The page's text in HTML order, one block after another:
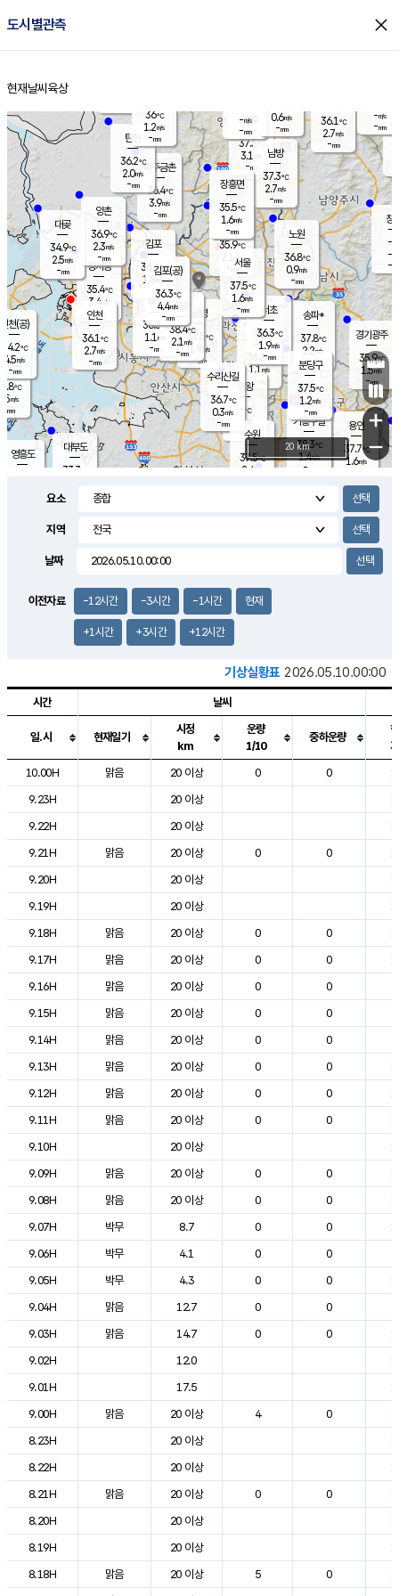
도시별관측 close
홈
현재날씨 육상
의도
℃
m/s
mm
영흥도
양주
37.3℃
3.1
-mm
과천
36.2℃
1.1m/s
- mm
용인
37.7℃
1.6m/s
경기광주
35.9℃
1.5m/s
-mm
3.5m/s
대부도
33.3
경서동
35.4℃
3.4 m/s
-mm
파주금촌
36.4℃
3.9m/s
-mm
36.1℃
2.7m/s
-mm
대곶
34.9℃
2.5m/s
-mm
창
-
-m/
-
탄현
36.2℃
2.0m/s
-mm
-m/s
-mm
의왕
- ℃
m/s
mm
김포
36.6℃
1.8 m/s
mm
광명
37.5 ℃
1.9 m/s
-mm
부천
36.3℃
1.1 m/s
-mm
양촌
36.9℃
2.3m/s
-mm
구로
38.4℃
2.1 m/s
-mm
은평
35.9℃
2.1 m/s
- mm
노원
36.8℃
0.9m/s
-mm
송파*
37.8℃
2.2m/s
-mm
서초
36.3℃
1.9m/s
-mm
남방
37.3℃
2.7m/s
-mm
기흥구갈
38.3℃
1.4m/s
-
수리산길
36.7℃
0.3m/s
-mm
분당구
37.5℃
1.2m/s
-mm
장흥면
35.5℃
1.6m/s
-mm
-m/s
-mm
인천(공)
34.2℃
4.5m/s
-mm
김포(공)
36.3℃
4.4m/s
-mm
수원
37.5℃
2.4 m/s
인천
36.1℃
2.7m/s
-mm
서울
37.5℃
1.6m/s
-mm
36℃
1.2m/s
-mm
0.6m/s
-mm
+
−
20 km
요소
지역
날짜
이전자료 -12시간 -3시간 -1시간 현재
+1시간 +3시간 +12시간
기상실황표 2026.05.10.00:00
도시별 기상실황표로 지점, 날씨, 기온, 강수, 바람, 기압등을 안내한 표입
시간 날씨
일.시 현재일기
시정
km
운량
1/10
중하운량
10.00H
맑음 20 이상 0 0
9.23H
20 이상
9.22H
20 이상
9.21H
맑음 20 이상 0 0
9.20H
20 이상
9.19H
20 이상
9.18H
맑음 20 이상 0 0
9.17H
맑음 20 이상 0 0
9.16H
맑음 20 이상 0 0
9.15H
맑음 20 이상 0 0
9.14H
맑음 20 이상 0 0
9.13H
맑음 20 이상 0 0
9.12H
맑음 20 이상 0 0
9.11H
맑음 20 이상 0 0
9.10H
20 이상
9.09H
맑음 20 이상 0 0
9.08H
맑음 20 이상 0 0
9.07H
박무 8.7 0 0
9.06H
박무 4.1 0 0
9.05H
박무 4.3 0 0
9.04H
맑음 12.7 0 0
9.03H
맑음 14.7 0 0
9.02H
12.0
9.01H
17.5
9.00H
맑음 20 이상 4 0
8.23H
20 이상
8.22H
20 이상
8.21H
맑음 20 이상 0 0
8.20H
20 이상
8.19H
20 이상
8.18H
맑음 20 이상 5 0